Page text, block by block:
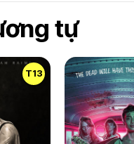
tự
T13